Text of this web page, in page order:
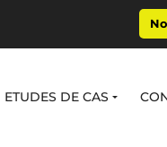
ETUDES DE CAS